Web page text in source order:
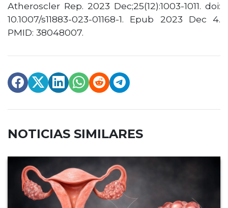
Atheroscler Rep. 2023 Dec;25(12):1003-1011. doi:
10.1007/s11883-023-01168-1. Epub 2023 Dec 4.
PMID: 38048007.
NOTICIAS SIMILARES